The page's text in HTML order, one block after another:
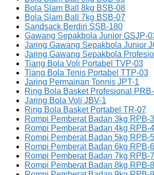
Bola Slam Ball 8kg BSB-08
Bola Slam Ball 7kg BSB-07
Sandsack Berdiri SSB-180
Gawang Sepakbola Junior GSJP-
Jaring Gawang Sepakbola Junior
Jaring Gawang Sepakbola
Tiang Bola Voli Portabel TVP-03
Tiang Bola Tenis Portabel TTP-03
Jaring Permainan Tonnis JPT-1
Ring Bola Basket Profesional
Jaring Bola Voli JBV-1
Ring Bola Basket Portabel TR-07
Rompi Pemberat Badan 3kg RPB-3
Rompi Pemberat Badan 4kg RPB-4
Rompi Pemberat Badan 5kg RPB-5
Rompi Pemberat Badan 6kg RPB-6
Rompi Pemberat Badan 7kg RPB-7
Rompi Pemberat Badan 8kg RPB-8